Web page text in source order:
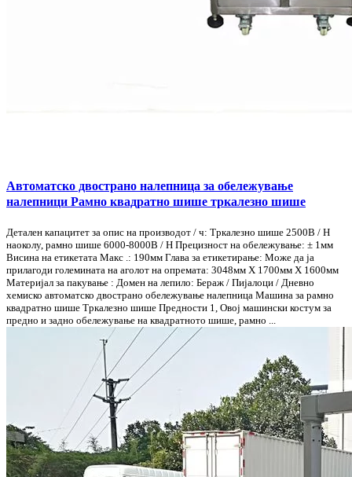
Автоматско двострано налепница за обележување
налепници Рамно квадратно шише тркалезно шише
Детален капацитет за опис на производот / ч: Тркалезно шише 2500B / H
наоколу, рамно шише 6000-8000B / H Прецизност на обележување: ± 1мм
Висина на етикетата Макс .: 190мм Глава за етикетирање: Може да ја
прилагоди големината на аголот на опремата: 3048мм Х 1700мм X 1600мм
Материјал за пакување : Домен на лепило: Бераж / Пијалоци / Дневно
хемиско автоматско двострано обележување налепница Машина за рамно
квадратно шише Тркалезно шише Предности 1, Овој машински костум за
предно и задно обележување на квадратното шише, рамно ...